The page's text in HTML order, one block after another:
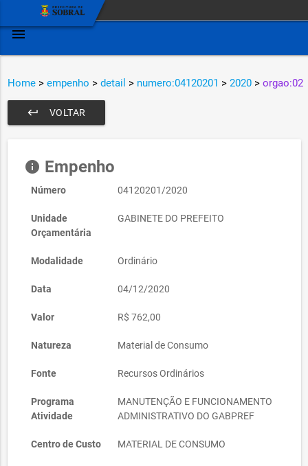
menu
Home > empenho > detail > numero:04120201 > 2020 > orgao:02
VOLTAR
keyboard_return
info Empenho
Número 04120201/2020
Unidade
Orçamentária
GABINETE DO PREFEITO
Modalidade Ordinário
Data 04/12/2020
Valor R$ 762,00
Natureza Material de Consumo
Fonte Recursos Ordinários
Programa
Atividade
MANUTENÇÃO E FUNCIONAMENTO
ADMINISTRATIVO DO GABPREF
Centro de Custo MATERIAL DE CONSUMO